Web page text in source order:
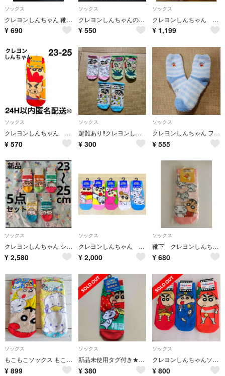
ソックス
クレヨンしんちゃん 靴下2足セット
¥ 690
ソックス
クレヨンしんちゃんのびのびソックス
¥ 550
ソックス
クレヨンしんちゃん ヘンダーランドの大冒険 マカオとジョマ 靴下 23〜25cm
¥ 1,199
ソックス
クレヨンしんちゃん スニーカーソックス 靴下 SOCKS 23-25cm
¥ 570
ソックス
超難あり‼️クレヨンしんちゃん ソックスセット
¥ 300
ソックス
クレヨンしんちゃん フワモコルームソックス
¥ 555
ソックス
クレヨンしんちゃん シナモロール ソックス 5足セット 新品
¥ 2,580
ソックス
クレヨンしんちゃん 靴下 レディースソックス 5足セット
¥ 2,000
ソックス
靴下 クレヨンしんちゃん
¥ 680
ソックス
もこもこソックス もこもこ くつ下 ソックス 2足セット 22-24cm
¥ 899
ソックス
新品未使用タグ付き★クレヨンしんちゃん靴下
¥ 380
ソックス
クレヨンしんちゃんソックス 3組セット
¥ 800